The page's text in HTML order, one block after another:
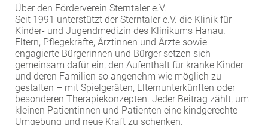
Über den Förderverein Sterntaler e.V.
Seit 1991 unterstützt der Sterntaler e.V. die Klinik für
Kinder- und Jugendmedizin des Klinikums Hanau.
Eltern, Pflegekräfte, Ärztinnen und Ärzte sowie
engagierte Bürgerinnen und Bürger setzen sich
gemeinsam dafür ein, den Aufenthalt für kranke Kinder
und deren Familien so angenehm wie möglich zu
gestalten – mit Spielgeräten, Elternunterkünften oder
besonderen Therapiekonzepten. Jeder Beitrag zählt, um
kleinen Patientinnen und Patienten eine kindgerechte
Umgebung und neue Kraft zu schenken.
EXTERNE MEDIEN
Um Inhalte von Videoplattformen und Social Media
Plattformen anzeigen zu können, werden von
diesen externen Medien Cookies gesetzt.
YouTube